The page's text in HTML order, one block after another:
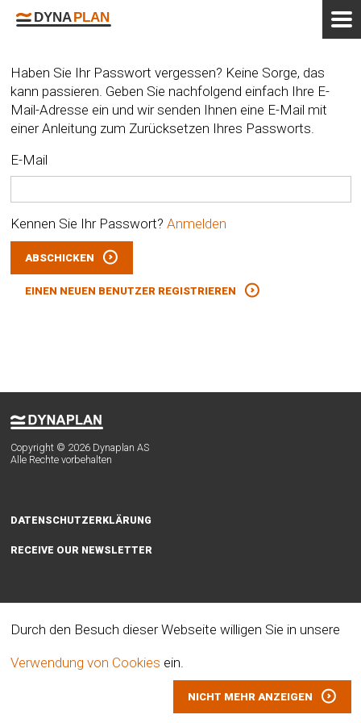
Haben Sie Ihr Passwort vergessen? Keine Sorge, das
kann passieren. Geben Sie nachfolgend einfach Ihre E-
Mail-Adresse ein und wir senden Ihnen eine E-Mail mit
einer Anleitung zum Zurücksetzen Ihres Passworts.
E-Mail
Kennen Sie Ihr Passwort? Anmelden
ABSCHICKEN
EINEN NEUEN BENUTZER REGISTRIEREN
Copyright © 2026 Dynaplan AS
Alle Rechte vorbehalten
DATENSCHUTZERKLÄRUNG
RECEIVE OUR NEWSLETTER
Folgen Sie uns auf
Durch den Besuch dieser Webseite willigen Sie in unsere
Verwendung von Cookies ein.
NICHT MEHR ANZEIGEN